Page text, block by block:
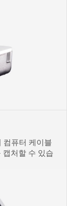
컴퓨터 케이블
캡처할 수 있습